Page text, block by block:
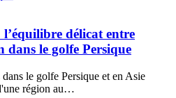
délicat entre
dans le golfe Persique
le golfe Persique et en Asie
région au…